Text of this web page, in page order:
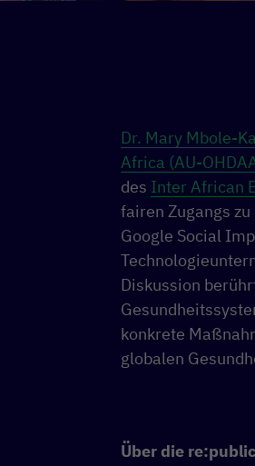
Dr. Mary Mbole-
Africa (AU-
des Inter African
fairen Zugangs
Google Social
Diskussion
konkrete
globalen
Über die